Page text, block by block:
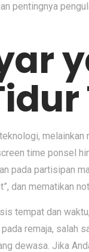
pentingnya
time ponsel
pada partisipan
dan mematikan
tempat dan
remaja,
dewasa. Jika